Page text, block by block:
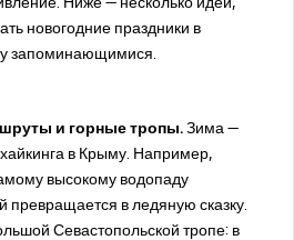
новогодние праздники в
запоминающимися.
и горные тропы.Зима —
в Крыму. Например,
высокому водопаду
превращается в ледяную сказку.
Севастопольской тропе: в